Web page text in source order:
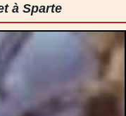
à Sparte